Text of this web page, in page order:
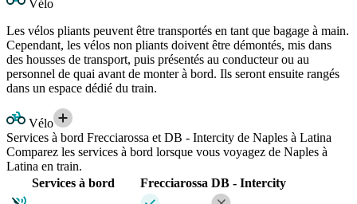
Vélo
Les vélos pliants peuvent être transportés en tant que bagage à main.
Cependant, les vélos non pliants doivent être démontés, mis dans
des housses de transport, puis présentés au conducteur ou au
personnel de quai avant de monter à bord. Ils seront ensuite rangés
dans un espace dédié du train.
Vélo
Services à bord Frecciarossa et DB - Intercity de Naples à Latina
Comparez les services à bord lorsque vous voyagez de Naples à
Latina en train.
Services à bord
Frecciarossa DB - Intercity